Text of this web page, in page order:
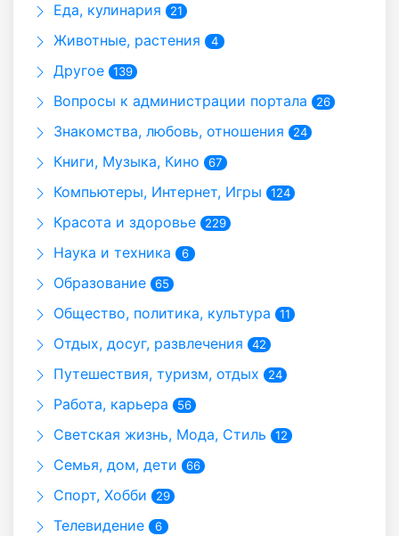
Еда, кулинария 21
Животные, растения 4
Другое 139
Вопросы к администрации портала 26
Знакомства, любовь, отношения 24
Книги, Музыка, Кино 67
Компьютеры, Интернет, Игры 124
Красота и здоровье 229
Наука и техника 6
Образование 65
Общество, политика, культура 11
Отдых, досуг, развлечения 42
Путешествия, туризм, отдых 24
Работа, карьера 56
Светская жизнь, Мода, Стиль 12
Семья, дом, дети 66
Спорт, Хобби 29
Телевидение 6